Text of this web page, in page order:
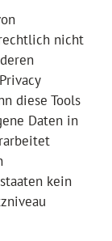
nicht
diese Tools
Daten in
kein